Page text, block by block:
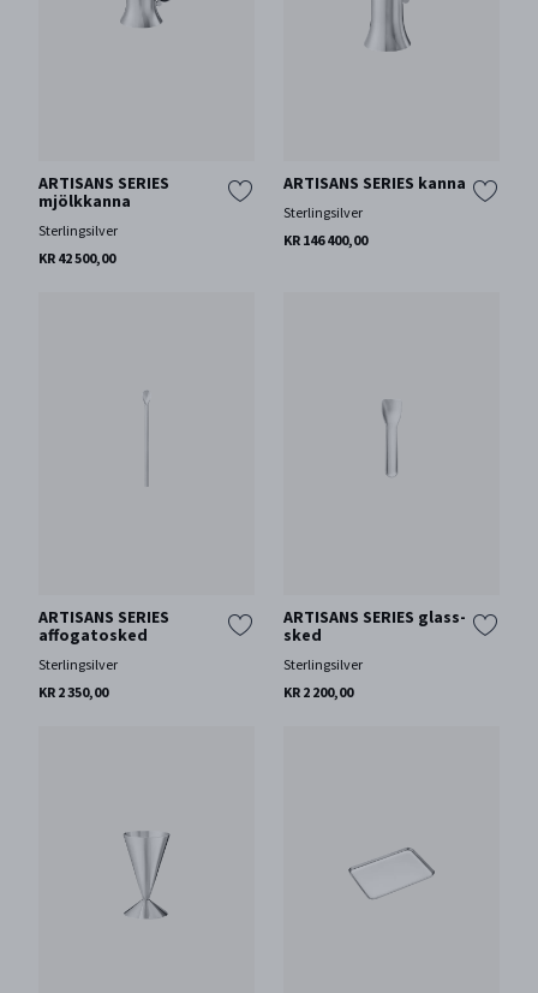
ARTISANS SERIES
mjölkkanna
Sterlingsilver
KR 42 500,00
ARTISANS SERIES kanna
Sterlingsilver
KR 146 400,00
ARTISANS SERIES
affogatosked
Sterlingsilver
KR 2 350,00
ARTISANS SERIES glass-
sked
Sterlingsilver
KR 2 200,00